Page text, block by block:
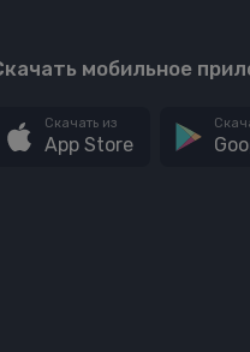
мобильное
Скачать из
App Store